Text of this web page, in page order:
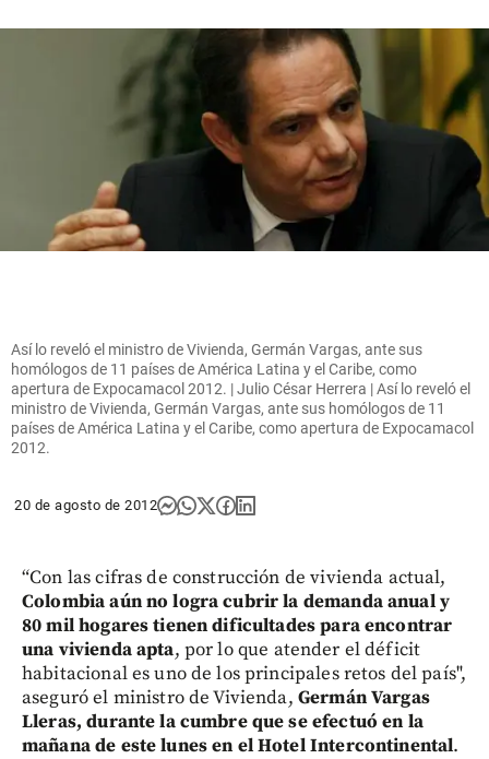
Así lo reveló el ministro de Vivienda, Germán Vargas, ante sus
homólogos de 11 países de América Latina y el Caribe, como
apertura de Expocamacol 2012. | Julio César Herrera | Así lo reveló el
ministro de Vivienda, Germán Vargas, ante sus homólogos de 11
países de América Latina y el Caribe, como apertura de Expocamacol
2012.
20 de agosto de 2012
“Con las cifras de construcción de vivienda actual,
Colombia aún no logra cubrir la demanda anual y
80 mil hogares tienen dificultades para encontrar
una vivienda apta, por lo que atender el déficit
habitacional es uno de los principales retos del país",
aseguró el ministro de Vivienda, Germán Vargas
Lleras, durante la cumbre que se efectuó en la
mañana de este lunes en el Hotel Intercontinental.